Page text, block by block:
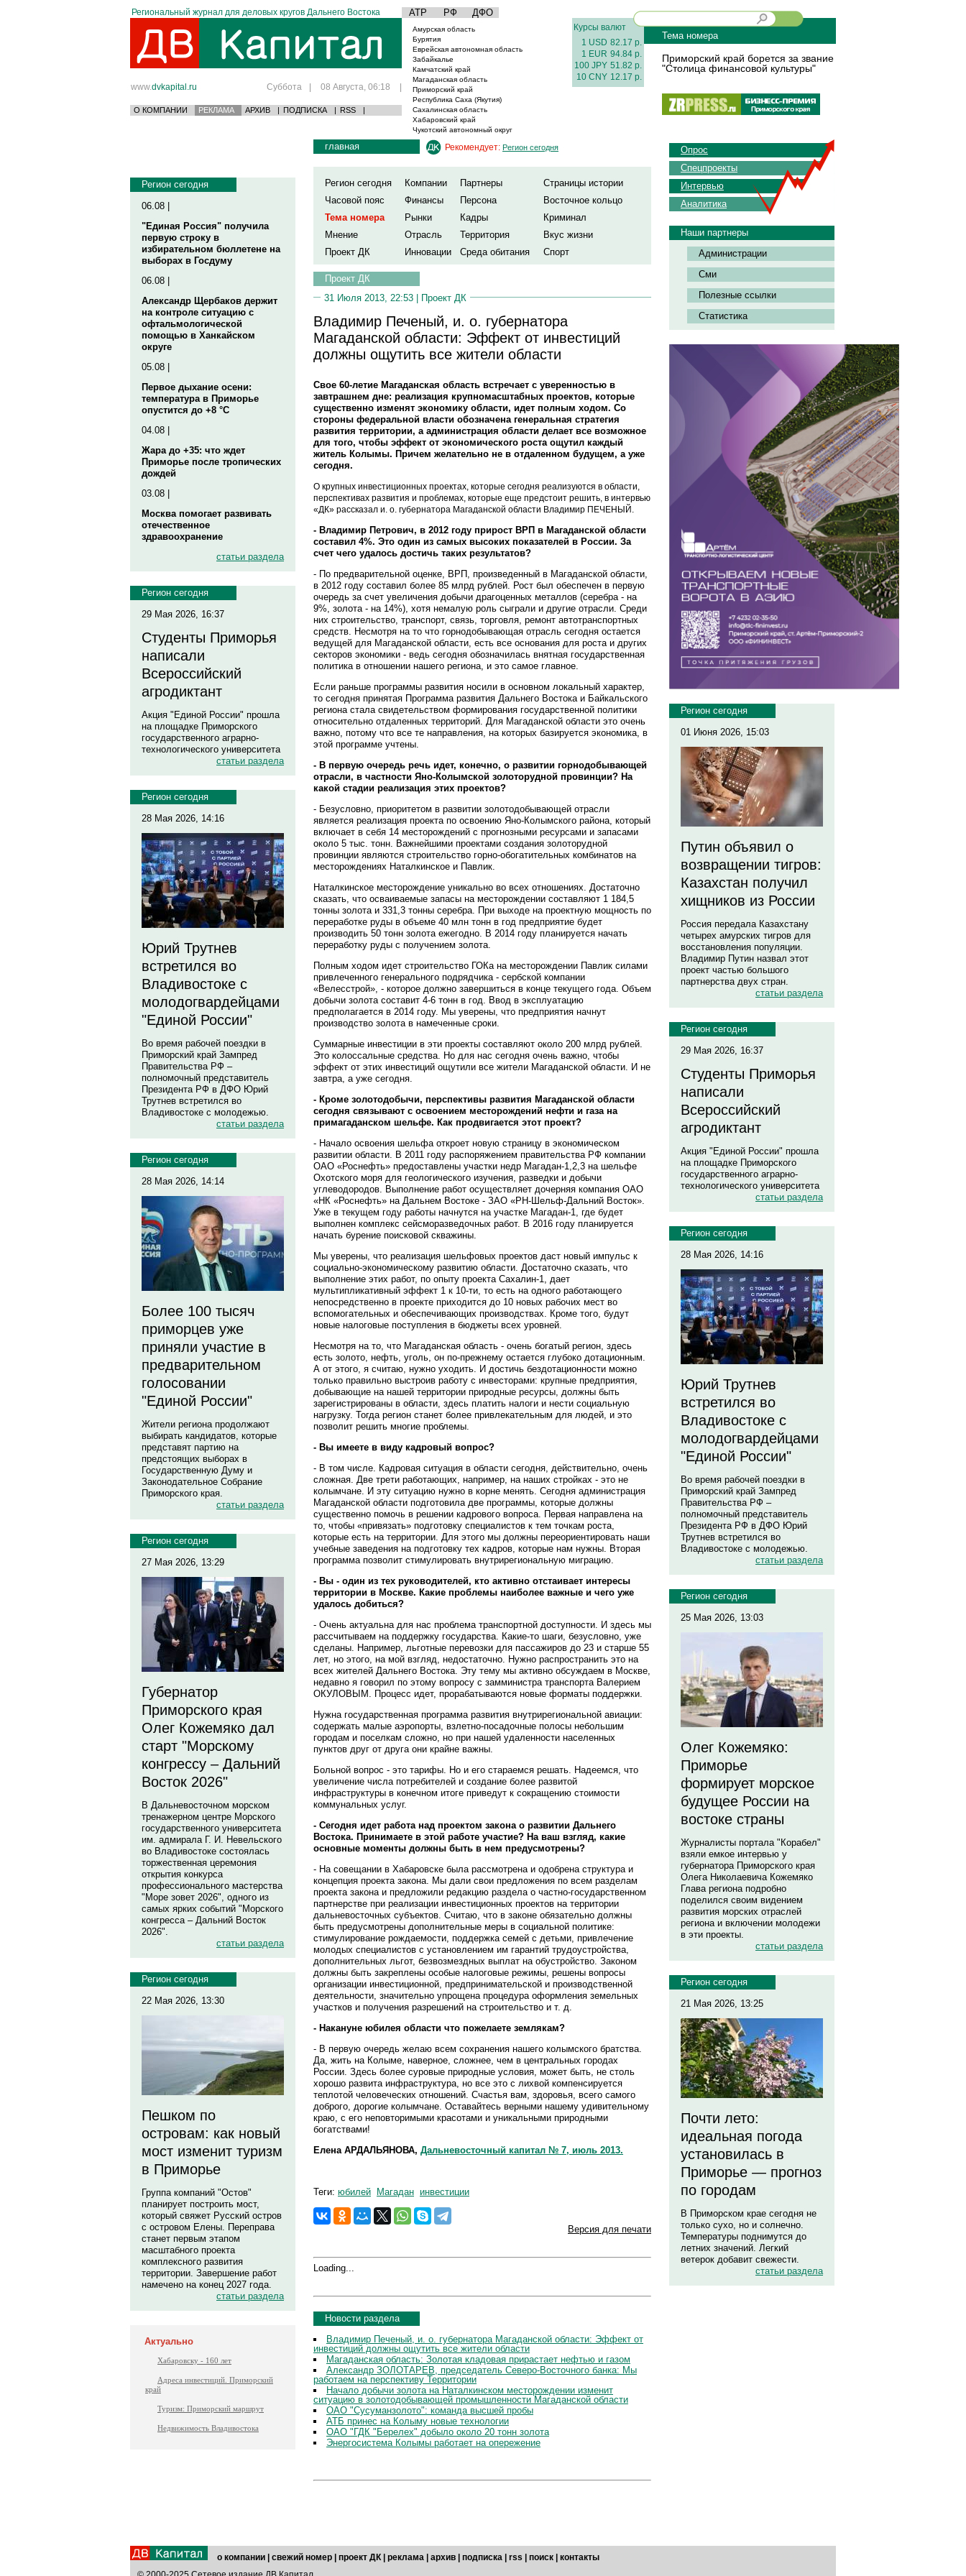
Региональный журнал для деловых кругов Дальнего Востока АТР РФ ДФО
www.dvkapital.ru Суббота | 08 Августа, 06:18 |
О КОМПАНИИ РЕКЛАМА АРХИВ | ПОДПИСКА | RSS |
Амурская область
Бурятия
Еврейская автономная область
Забайкалье
Камчатский край
Магаданская область
Приморский край
Республика Саха (Якутия)
Сахалинская область
Хабаровский край
Чукотский автономный округ
Курсы валют
1 USD 82.17 р.
1 EUR 94.84 р.
100 JPY 51.82 р.
10 CNY 12.17 р.
Тема номера
Приморский край борется за звание
"Столица финансовой культуры"
Регион сегодня
06.08 |
"Единая Россия" получила
первую строку в
избирательном бюллетене на
выборах в Госдуму
06.08 |
Александр Щербаков держит
на контроле ситуацию с
офтальмологической
помощью в Ханкайском
округе
05.08 |
Первое дыхание осени:
температура в Приморье
опустится до +8 °C
04.08 |
Жара до +35: что ждет
Приморье после тропических
дождей
03.08 |
Москва помогает развивать
отечественное
здравоохранение
статьи раздела
Регион сегодня
29 Мая 2026, 16:37
Студенты Приморья
написали
Всероссийский
агродиктант
Акция "Единой России" прошла
на площадке Приморского
государственного аграрно-
технологического университета
статьи раздела
Регион сегодня
28 Мая 2026, 14:16
Юрий Трутнев
встретился во
Владивостоке с
молодогвардейцами
"Единой России"
Во время рабочей поездки в
Приморский край Зампред
Правительства РФ –
полномочный представитель
Президента РФ в ДФО Юрий
Трутнев встретился во
Владивостоке с молодежью.
статьи раздела
Регион сегодня
28 Мая 2026, 14:14
Более 100 тысяч
приморцев уже
приняли участие в
предварительном
голосовании
"Единой России"
Жители региона продолжают
выбирать кандидатов, которые
представят партию на
предстоящих выборах в
Государственную Думу и
Законодательное Собрание
Приморского края.
статьи раздела
Регион сегодня
27 Мая 2026, 13:29
Губернатор
Приморского края
Олег Кожемяко дал
старт "Морскому
конгрессу – Дальний
Восток 2026"
В Дальневосточном морском
тренажерном центре Морского
государственного университета
им. адмирала Г. И. Невельского
во Владивостоке состоялась
торжественная церемония
открытия конкурса
профессионального мастерства
"Море зовет 2026", одного из
самых ярких событий "Морского
конгресса – Дальний Восток
2026".
статьи раздела
Регион сегодня
22 Мая 2026, 13:30
Пешком по
островам: как новый
мост изменит туризм
в Приморье
Группа компаний "Остов"
планирует построить мост,
который свяжет Русский остров
с островом Елены. Переправа
станет первым этапом
масштабного проекта
комплексного развития
территории. Завершение работ
намечено на конец 2027 года.
статьи раздела
Актуально
Хабаровску - 160 лет
Адреса инвестиций. Приморский
край
Туризм: Приморский маршрут
Недвижимость Владивостока
главная Рекомендует: Регион сегодня
Регион сегодня Компании Партнеры
Страницы истории
Часовой пояс
Финансы Персона
Восточное кольцо
Тема номера
Рынки Кадры
Криминал
Мнение
Отрасль Территория
Вкус жизни
Проект ДК
Инновации Среда обитания Спорт
Проект ДК
31 Июля 2013, 22:53 | Проект ДК
Владимир Печеный, и. о. губернатора
Магаданской области: Эффект от инвестиций
должны ощутить все жители области
Свое 60-летие Магаданская область встречает с уверенностью в
завтрашнем дне: реализация крупномасштабных проектов, которые
существенно изменят экономику области, идет полным ходом. Со
стороны федеральной власти обозначена генеральная стратегия
развития территории, а администрация области делает все возможное
для того, чтобы эффект от экономического роста ощутил каждый
житель Колымы. Причем желательно не в отдаленном будущем, а уже
сегодня.
О крупных инвестиционных проектах, которые сегодня реализуются в области,
перспективах развития и проблемах, которые еще предстоит решить, в интервью
«ДК» рассказал и. о. губернатора Магаданской области Владимир ПЕЧЕНЫЙ.
- Владимир Петрович, в 2012 году прирост ВРП в Магаданской области
составил 4%. Это один из самых высоких показателей в России. За
счет чего удалось достичь таких результатов?
- По предварительной оценке, ВРП, произведенный в Магаданской области,
в 2012 году составил более 85 млрд рублей. Рост был обеспечен в первую
очередь за счет увеличения добычи драгоценных металлов (серебра - на
9%, золота - на 14%), хотя немалую роль сыграли и другие отрасли. Среди
них строительство, транспорт, связь, торговля, ремонт автотранспортных
средств. Несмотря на то что горнодобывающая отрасль сегодня остается
ведущей для Магаданской области, есть все основания для роста и других
секторов экономики - ведь сегодня обозначилась внятная государственная
политика в отношении нашего региона, и это самое главное.
Если раньше программы развития носили в основном локальный характер,
то сегодня принятая Программа развития Дальнего Востока и Байкальского
региона стала свидетельством формирования государственной политики
относительно отдаленных территорий. Для Магаданской области это очень
важно, потому что все те направления, на которых базируется экономика, в
этой программе учтены.
- В первую очередь речь идет, конечно, о развитии горнодобывающей
отрасли, в частности Яно-Колымской золоторудной провинции? На
какой стадии реализация этих проектов?
- Безусловно, приоритетом в развитии золотодобывающей отрасли
является реализация проекта по освоению Яно-Колымского района, который
включает в себя 14 месторождений с прогнозными ресурсами и запасами
около 5 тыс. тонн. Важнейшими проектами создания золоторудной
провинции являются строительство горно-обогатительных комбинатов на
месторождениях Наталкинское и Павлик.
Наталкинское месторождение уникально во всех отношениях. Достаточно
сказать, что осваиваемые запасы на месторождении составляют 1 184,5
тонны золота и 331,3 тонны серебра. При выходе на проектную мощность по
переработке руды в объеме 40 млн тонн в год предприятие будет
производить 50 тонн золота ежегодно. В 2014 году планируется начать
переработку руды с получением золота.
Полным ходом идет строительство ГОКа на месторождении Павлик силами
привлеченного генерального подрядчика - сербской компании
«Велесстрой», - которое должно завершиться в конце текущего года. Объем
добычи золота составит 4-6 тонн в год. Ввод в эксплуатацию
предполагается в 2014 году. Мы уверены, что предприятия начнут
производство золота в намеченные сроки.
Суммарные инвестиции в эти проекты составляют около 200 млрд рублей.
Это колоссальные средства. Но для нас сегодня очень важно, чтобы
эффект от этих инвестиций ощутили все жители Магаданской области. И не
завтра, а уже сегодня.
- Кроме золотодобычи, перспективы развития Магаданской области
сегодня связывают с освоением месторождений нефти и газа на
примагаданском шельфе. Как продвигается этот проект?
- Начало освоения шельфа откроет новую страницу в экономическом
развитии области. В 2011 году распоряжением правительства РФ компании
ОАО «Роснефть» предоставлены участки недр Магадан-1,2,3 на шельфе
Охотского моря для геологического изучения, разведки и добычи
углеводородов. Выполнение работ осуществляет дочерняя компания ОАО
«НК «Роснефть» на Дальнем Востоке - ЗАО «РН-Шельф-Дальний Восток».
Уже в текущем году работы начнутся на участке Магадан-1, где будет
выполнен комплекс сейсморазведочных работ. В 2016 году планируется
начать бурение поисковой скважины.
Мы уверены, что реализация шельфовых проектов даст новый импульс к
социально-экономическому развитию области. Достаточно сказать, что
выполнение этих работ, по опыту проекта Сахалин-1, дает
мультипликативный эффект 1 к 10-ти, то есть на одного работающего
непосредственно в проекте приходится до 10 новых рабочих мест во
вспомогательных и обеспечивающих производствах. Кроме того, будут
новые налоговые поступления в бюджеты всех уровней.
Несмотря на то, что Магаданская область - очень богатый регион, здесь
есть золото, нефть, уголь, он по-прежнему остается глубоко дотационным.
А от этого, я считаю, нужно уходить. И достичь бездотационности можно
только правильно выстроив работу с инвесторами: крупные предприятия,
добывающие на нашей территории природные ресурсы, должны быть
зарегистрированы в области, здесь платить налоги и нести социальную
нагрузку. Тогда регион станет более привлекательным для людей, и это
позволит решить многие проблемы.
- Вы имеете в виду кадровый вопрос?
- В том числе. Кадровая ситуация в области сегодня, действительно, очень
сложная. Две трети работающих, например, на наших стройках - это не
колымчане. И эту ситуацию нужно в корне менять. Сегодня администрация
Магаданской области подготовила две программы, которые должны
существенно помочь в решении кадрового вопроса. Первая направлена на
то, чтобы «привязать» подготовку специалистов к тем точкам роста,
которые есть на территории. Для этого мы должны переориентировать наши
учебные заведения на подготовку тех кадров, которые нам нужны. Вторая
программа позволит стимулировать внутрирегиональную миграцию.
- Вы - один из тех руководителей, кто активно отстаивает интересы
территории в Москве. Какие проблемы наиболее важные и чего уже
удалось добиться?
- Очень актуальна для нас проблема транспортной доступности. И здесь мы
рассчитываем на поддержку государства. Какие-то шаги, безусловно, уже
сделаны. Например, льготные перевозки для пассажиров до 23 и старше 55
лет, но этого, на мой взгляд, недостаточно. Нужно распространить это на
всех жителей Дальнего Востока. Эту тему мы активно обсуждаем в Москве,
недавно я говорил по этому вопросу с замминистра транспорта Валерием
ОКУЛОВЫМ. Процесс идет, прорабатываются новые форматы поддержки.
Нужна государственная программа развития внутрирегиональной авиации:
содержать малые аэропорты, взлетно-посадочные полосы небольшим
городам и поселкам сложно, но при нашей удаленности населенных
пунктов друг от друга они крайне важны.
Больной вопрос - это тарифы. Но и его стараемся решать. Надеемся, что
увеличение числа потребителей и создание более развитой
инфраструктуры в конечном итоге приведут к сокращению стоимости
коммунальных услуг.
- Сегодня идет работа над проектом закона о развитии Дальнего
Востока. Принимаете в этой работе участие? На ваш взгляд, какие
основные моменты должны быть в нем предусмотрены?
- На совещании в Хабаровске была рассмотрена и одобрена структура и
концепция проекта закона. Мы дали свои предложения по всем разделам
проекта закона и предложили редакцию раздела о частно-государственном
партнерстве при реализации инвестиционных проектов на территории
дальневосточных субъектов. Считаю, что в законе обязательно должны
быть предусмотрены дополнительные меры в социальной политике:
стимулирование рождаемости, поддержка семей с детьми, привлечение
молодых специалистов с установлением им гарантий трудоустройства,
дополнительных льгот, безвозмездных выплат на обустройство. Законом
должны быть закреплены особые налоговые режимы, решены вопросы
организации инвестиционной, предпринимательской и производственной
деятельности, значительно упрощена процедура оформления земельных
участков и получения разрешений на строительство и т. д.
- Накануне юбилея области что пожелаете землякам?
- В первую очередь желаю всем сохранения нашего колымского братства.
Да, жить на Колыме, наверное, сложнее, чем в центральных городах
России. Здесь более суровые природные условия, может быть, не столь
хорошо развита инфраструктура, но все это с лихвой компенсируется
теплотой человеческих отношений. Счастья вам, здоровья, всего самого
доброго, дорогие колымчане. Оставайтесь верными нашему удивительному
краю, с его неповторимыми красотами и уникальными природными
богатствами!
Елена АРДАЛЬЯНОВА, Дальневосточный капитал № 7, июль 2013.
Теги: юбилей Магадан инвестиции
Версия для печати
Loading...
Новости раздела
Владимир Печеный, и. о. губернатора Магаданской области: Эффект от
инвестиций должны ощутить все жители области
Магаданская область: Золотая кладовая прирастает нефтью и газом
Александр ЗОЛОТАРЕВ, председатель Северо-Восточного банка: Мы
работаем на перспективу Территории
Начало добычи золота на Наталкинском месторождении изменит
ситуацию в золотодобывающей промышленности Магаданской области
ОАО "Сусуманзолото": команда высшей пробы
АТБ принес на Колыму новые технологии
ОАО "ГДК "Берелех" добыло около 20 тонн золота
Энергосистема Колымы работает на опережение
Опрос
Спецпроекты
Интервью
Аналитика
Наши партнеры
Администрации
Сми
Полезные ссылки
Статистика
Регион сегодня
01 Июня 2026, 15:03
Путин объявил о
возвращении тигров:
Казахстан получил
хищников из России
Россия передала Казахстану
четырех амурских тигров для
восстановления популяции.
Владимир Путин назвал этот
проект частью большого
партнерства двух стран.
статьи раздела
Регион сегодня
29 Мая 2026, 16:37
Студенты Приморья
написали
Всероссийский
агродиктант
Акция "Единой России" прошла
на площадке Приморского
государственного аграрно-
технологического университета
статьи раздела
Регион сегодня
28 Мая 2026, 14:16
Юрий Трутнев
встретился во
Владивостоке с
молодогвардейцами
"Единой России"
Во время рабочей поездки в
Приморский край Зампред
Правительства РФ –
полномочный представитель
Президента РФ в ДФО Юрий
Трутнев встретился во
Владивостоке с молодежью.
статьи раздела
Регион сегодня
25 Мая 2026, 13:03
Олег Кожемяко:
Приморье
формирует морское
будущее России на
востоке страны
Журналисты портала "Корабел"
взяли емкое интервью у
губернатора Приморского края
Олега Николаевича Кожемяко
Глава региона подробно
поделился своим видением
развития морских отраслей
региона и включении молодежи
в эти проекты.
статьи раздела
Регион сегодня
21 Мая 2026, 13:25
Почти лето:
идеальная погода
установилась в
Приморье — прогноз
по городам
В Приморском крае сегодня не
только сухо, но и солнечно.
Температуры поднимутся до
летних значений. Легкий
ветерок добавит свежести.
статьи раздела
о компании свежий номер проект ДК реклама архив подписка rss поиск
контакты